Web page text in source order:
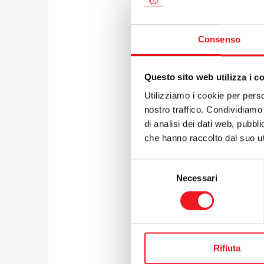
Consenso
Questo sito web utilizza i
Utilizziamo i cookie per
nostro traffico.
di analisi dei dati web,
che hanno raccolto dal suo
Necessari
Rifiuta
La
500.000
Per
porta
fast pay
evitato
altri
sarà di
Al
quote.